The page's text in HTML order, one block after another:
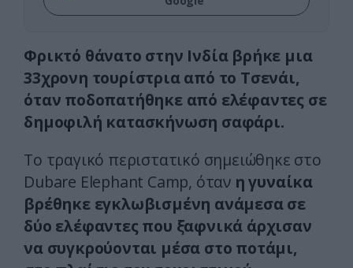
Φρικτό θάνατο στην Ινδίαβρήκε μια
33χρονη τουρίστρια από το Τσενάι,
όταν ποδοπατήθηκε από ελέφαντες σε
δημοφιλή κατασκήνωση σαφάρι.
Το τραγικό περιστατικό σημειώθηκε στο
Dubare Elephant Camp, όταν η γυναίκα
βρέθηκε εγκλωβισμένη ανάμεσα σε
δύο ελέφαντες που ξαφνικά άρχισαν
να συγκρούονται μέσα στο ποτάμι,